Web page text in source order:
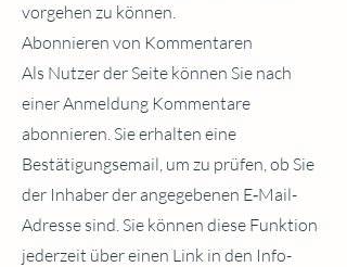
vorgehen zu können.
Abonnieren von Kommentaren
Als Nutzer der Seite können Sie nach
einer Anmeldung Kommentare
abonnieren. Sie erhalten eine
Bestätigungsemail, um zu prüfen, ob Sie
der Inhaber der angegebenen E‑Mail-
Adresse sind. Sie können diese Funktion
jederzeit über einen Link in den Info-